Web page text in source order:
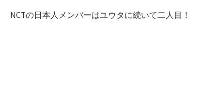
NCTの日本人メンバーはユウタに続いて二人目！